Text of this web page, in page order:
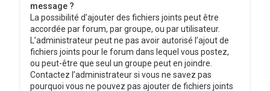
message ?
La possibilité d’ajouter des fichiers joints peut être
accordée par forum, par groupe, ou par utilisateur.
L’administrateur peut ne pas avoir autorisé l’ajout de
fichiers joints pour le forum dans lequel vous postez,
ou peut-être que seul un groupe peut en joindre.
Contactez l’administrateur si vous ne savez pas
pourquoi vous ne pouvez pas ajouter de fichiers joints